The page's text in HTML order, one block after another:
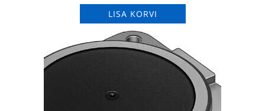
LISA KORVI